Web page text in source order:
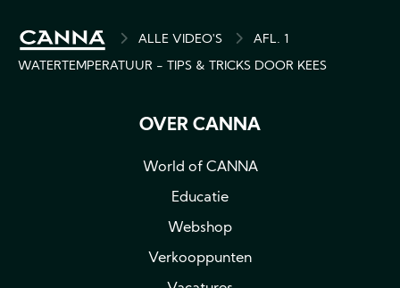
BREADCRUMBALLE VIDEO'S
AFL. 1
WATERTEMPERATUUR - TIPS & TRICKS DOOR KEES
OVER CANNA
World of CANNA
Educatie
Webshop
Verkooppunten